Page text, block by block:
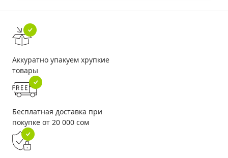
Аккуратно упакуем хрупкие
товары
Бесплатная доставка при
покупке от 20 000 сом